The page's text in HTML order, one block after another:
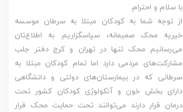
با سلام و احترام.
از توجه‌ شما به کودکان مبتلا به سرطان موسسه
خیریه محک صمیمانه، سپاسگزاریم. به اطلاع‌تان
می‌رسانیم محک تنها در تهران و کرج دفتر جلب
مشارکت‌های مردمی دارد اما تمام کودکان مبتلا به
سرطانی که در بیمارستان‌های دولتی و دانشگاهی
دارای بخش خون و آنکولوژی کودکان کشور تحت
درمان قرار دارند می‌توانند تحت حمایت محک قرار